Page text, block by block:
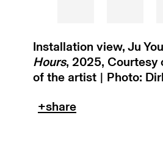
Installation view, Ju
Hours, 2025, Courtesy
of the artist | Photo: